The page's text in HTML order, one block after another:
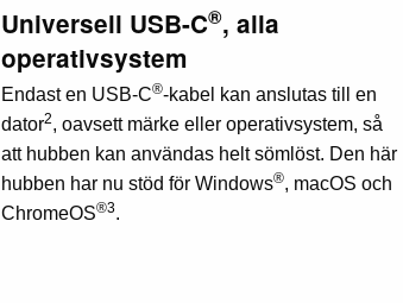
Universell USB-C®, alla
operativsystem
Endast en USB-C®-kabel kan anslutas till en
dator2, oavsett märke eller operativsystem, så
att hubben kan användas helt sömlöst. Den här
hubben har nu stöd för Windows®, macOS och
ChromeOS®3.